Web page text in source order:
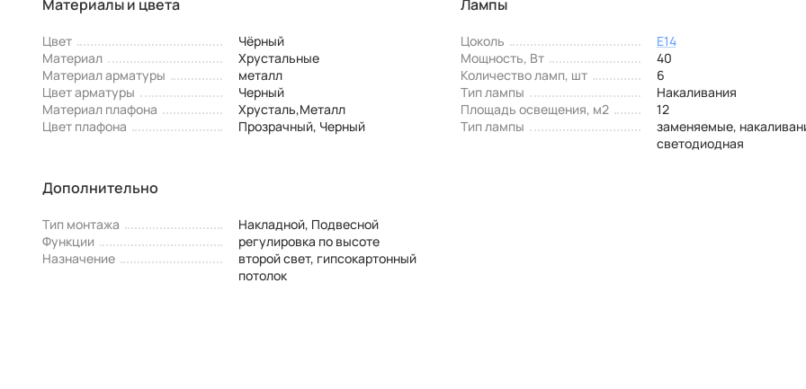
Материалы и цвета
Цвет
Чёрный
Материал
Хрустальные
Материал арматуры
металл
Цвет арматуры
Черный
Материал плафона
Хрусталь,Металл
Цвет плафона
Прозрачный, Черный
Лампы
Цоколь
E14
Мощность, Вт
40
Количество ламп, шт
6
Тип лампы
Накаливания
Площадь освещения, м2
12
Тип лампы
заменяемые,
светодиодная
Дополнительно
Тип монтажа
Накладной, Подвесной
Функции
регулировка по высоте
Назначение
второй свет, гипсокартонный
потолок